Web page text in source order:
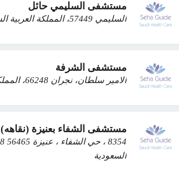
مستشفى السليمي حائل
السليمي 57449، المملكة العربية السعودية
مستشفى الشرفة
الامير سلطان، نجران 66248، المملكة العربية السعودية
مستشفى الشفاء بعنيزة (نقاهه)
السعودية